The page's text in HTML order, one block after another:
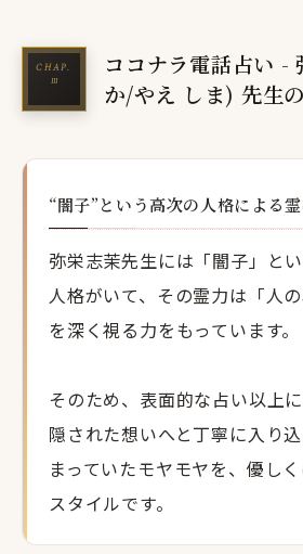
ココナラ電話占い -
か/やえ しま) 先生
“闇子”という高次の人格による
弥栄志茉先生には「闇子」と
人格がいて、その霊力は「人の
を深く視る力をもっています。
そのため、表面的な占い以上
隠された想いへと丁寧に入り
まっていたモヤモヤを、優し
スタイルです。